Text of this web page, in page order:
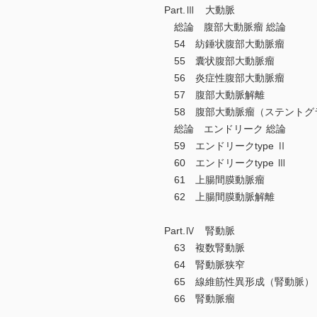
Part.Ⅲ 大動脈
総論 腹部大動脈瘤 総論
54 紡錘状腹部大動脈瘤
55 囊状腹部大動脈瘤
56 炎症性腹部大動脈瘤
57 腹部大動脈解離
58 腹部大動脈瘤（ステントグ
総論 エンドリーク 総論
59 エンドリークtype Ⅱ
60 エンドリークtype Ⅲ
61 上腸間膜動脈瘤
62 上腸間膜動脈解離
Part.Ⅳ 腎動脈
63 複数腎動脈
64 腎動脈狭窄
65 線維筋性異形成（腎動脈）
66 腎動脈瘤